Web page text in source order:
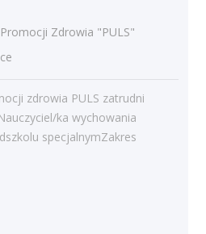
Zdrowia "PULS"
zdrowia PULS zatrudni
ka wychowania
specjalnymZakres